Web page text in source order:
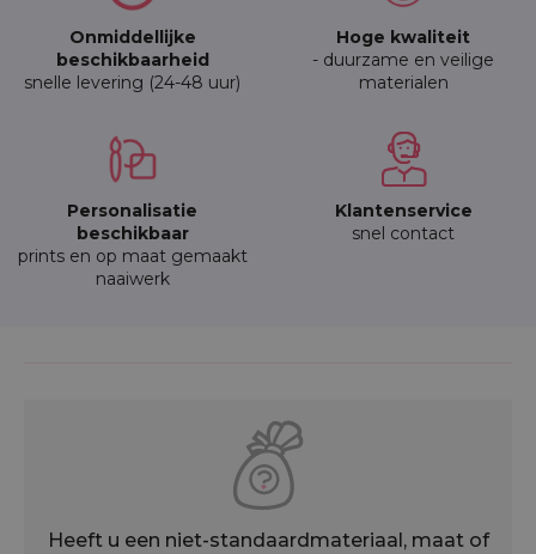
Onmiddellijke
beschikbaarheid
snelle levering (24-48 uur)
Hoge kwaliteit
- duurzame en veilige
materialen
Personalisatie
beschikbaar
prints en op maat gemaakt
naaiwerk
Klantenservice
snel contact
Heeft u een niet-standaardmateriaal, maat of